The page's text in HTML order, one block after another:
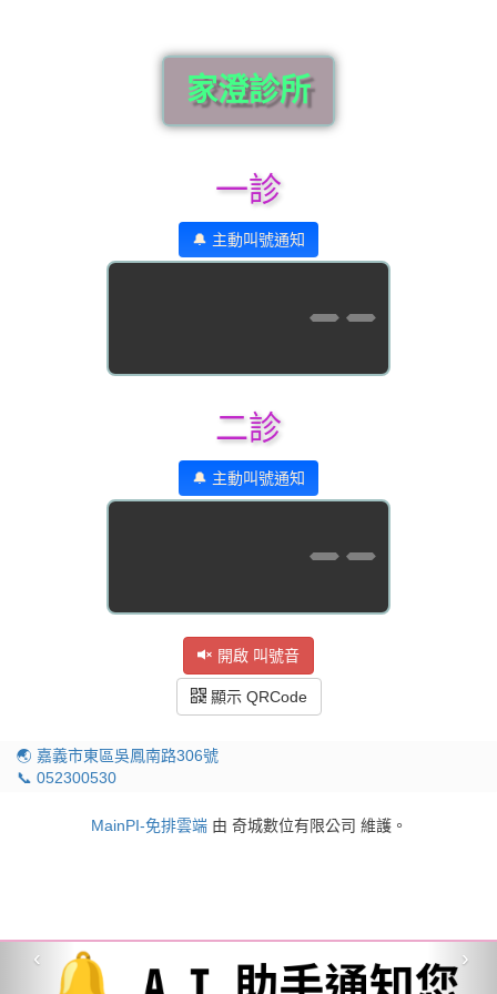
家澄診所
一診
🔔 主動叫號通知
--
二診
🔔 主動叫號通知
--
開啟 叫號音
顯示 QRCode
🌏 嘉義市東區吳鳳南路306號
📞 052300530
‹ ›
MainPI-免排雲端由 奇城數位有限公司 維護。